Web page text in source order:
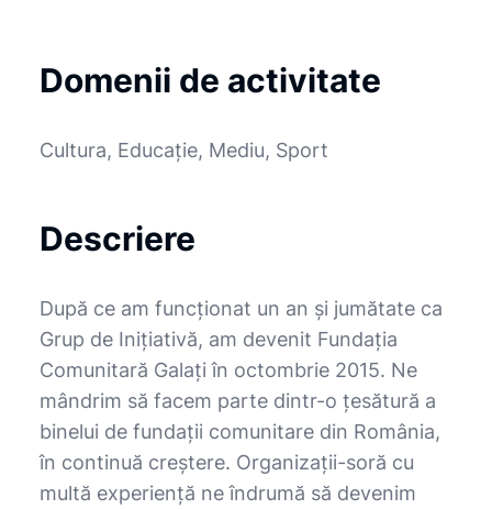
Domenii de activitate
Cultura, Educație, Mediu, Sport
Descriere
După ce am funcționat un an și jumătate ca
Grup de Inițiativă, am devenit Fundația
Comunitară Galați în octombrie 2015. Ne
mândrim să facem parte dintr-o țesătură a
binelui de fundații comunitare din România,
în continuă creștere. Organizații-soră cu
multă experiență ne îndrumă să devenim